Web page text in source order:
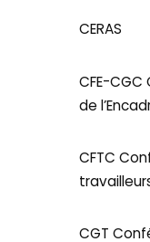
CERAS
CFE-
de
CFTC
CGT